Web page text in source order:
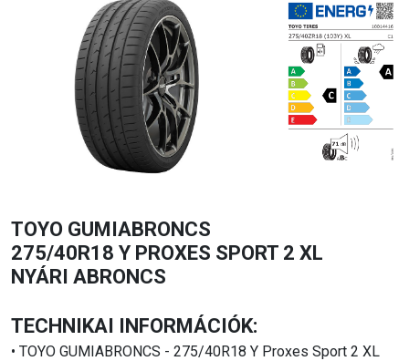
TOYO GUMIABRONCS
275/40R18 Y PROXES SPORT 2 XL
NYÁRI ABRONCS
TECHNIKAI INFORMÁCIÓK:
• TOYO GUMIABRONCS - 275/40R18 Y Proxes Sport 2 XL